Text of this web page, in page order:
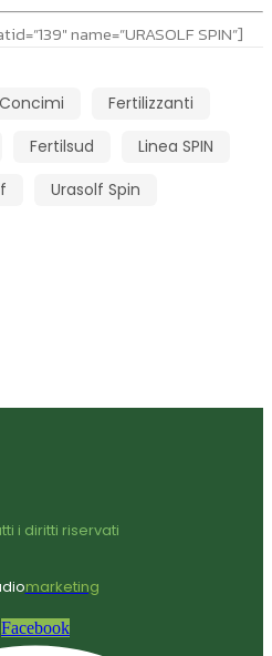
name=”URASOLF SPIN”]
Concimi
Fertilizzanti
Fertilsud
Linea SPIN
Urasolf Spin
i diritti riservati
marketing
Facebook